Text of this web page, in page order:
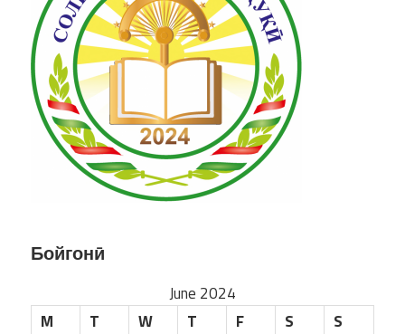
Бойгонӣ
June 2024
M
T W T F S
S